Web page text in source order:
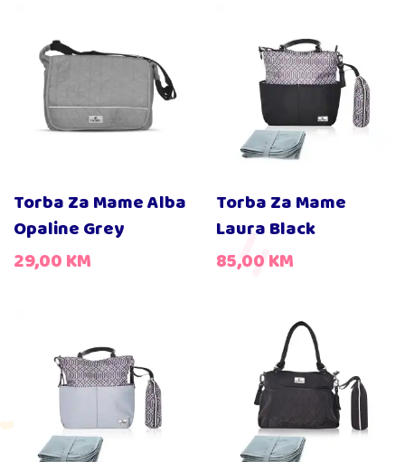
Torba Za Mame Alba
Opaline Grey
29,00KM
Torba Za Mame
Laura Black
85,00KM